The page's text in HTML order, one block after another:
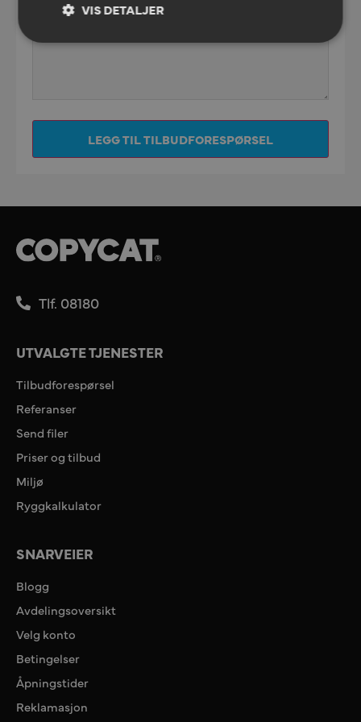
LEGG TIL TILBUDFORESPØRSEL
Tlf. 08180
UTVALGTE TJENESTER
Tilbudforespørsel
Referanser
Send filer
Priser og tilbud
Miljø
Ryggkalkulator
SNARVEIER
Blogg
Avdelingsoversikt
Velg konto
Betingelser
Åpningstider
Reklamasjon
VIS DETALJER